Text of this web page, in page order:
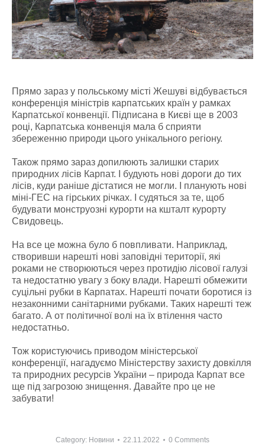
Прямо зараз у польському місті Жешуві відбувається
конференція міністрів карпатських країн у рамках
Карпатської конвенції. Підписана в Києві ще в 2003
році, Карпатська конвенція мала б сприяти
збереженню природи цього унікального регіону.
Також прямо зараз допилюють залишки старих
природних лісів Карпат. І будують нові дороги до тих
лісів, куди раніше дістатися не могли. І планують нові
міні-ГЕС на гірських річках. І судяться за те, щоб
будувати монструозні курорти на кшталт курорту
Свидовець.
На все це можна було б повпливати. Наприклад,
створивши нарешті нові заповідні території, які
роками не створюються через протидію лісової галузі
та недостатню увагу з боку влади. Нарешті обмежити
суцільні рубки в Карпатах. Нарешті почати боротися із
незаконними санітарними рубками. Таких нарешті теж
багато. А от політичної волі на їх втілення часто
недостатньо.
Тож користуючись приводом міністерської
конференції, нагадуємо Міністерству захисту довкілля
та природних ресурсів України – природа Карпат все
ще під загрозою знищення. Давайте про це не
забувати!
Category: Новини 22.11.2022 0 Comments